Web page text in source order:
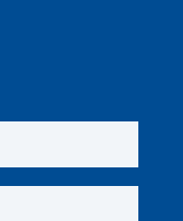
de privacitat